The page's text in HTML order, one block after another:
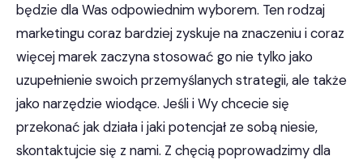
będzie dla Was odpowiednim wyborem. Ten rodzaj
marketingu coraz bardziej zyskuje na znaczeniu i coraz
więcej marek zaczyna stosować go nie tylko jako
uzupełnienie swoich przemyślanych strategii, ale także
jako narzędzie wiodące. Jeśli i Wy chcecie się
przekonać jak działa i jaki potencjał ze sobą niesie,
skontaktujcie się z nami. Z chęcią poprowadzimy dla